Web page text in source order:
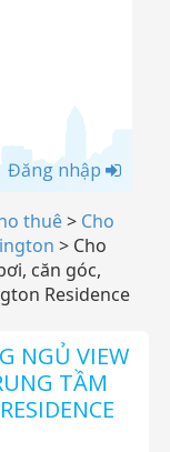
Đăng nhập
thuê> Cho
> Cho
căn góc,
Residence
NGỦ VIEW
TẦM